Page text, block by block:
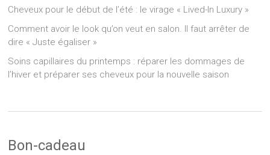
Cheveux pour le début de l’été : le virage « Lived-In Luxury »
Comment avoir le look qu’on veut en salon. Il faut arrêter de
dire « Juste égaliser »
Soins capillaires du printemps : réparer les dommages de
l’hiver et préparer ses cheveux pour la nouvelle saison
Bon-cadeau